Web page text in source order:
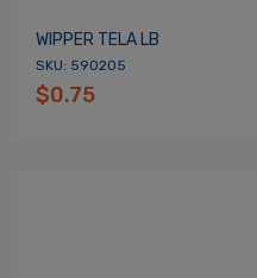
WIPPER TELA LB
SKU: 590205
$0.75